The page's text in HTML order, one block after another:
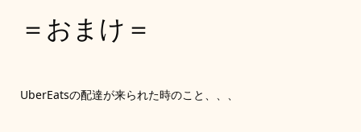
＝おまけ＝
UberEatsの配達が来られた時のこと、、、